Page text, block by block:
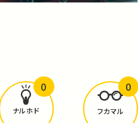
びがありましたか？
ナルホド
0
フカマル
0